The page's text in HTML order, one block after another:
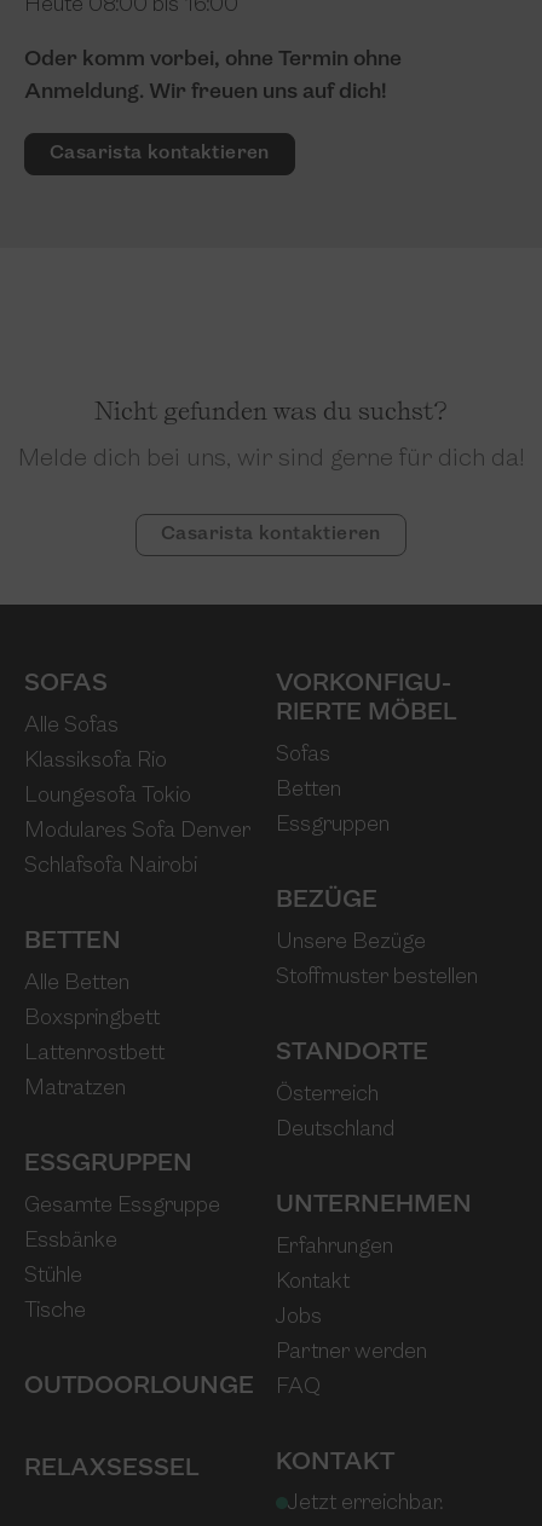
Heute 08:00 bis 16:00
Oder komm vorbei, ohne Termin ohne
Anmeldung. Wir freuen uns auf dich!
Casarista kontaktieren
Nicht gefunden was du suchst?
Melde dich bei uns, wir sind gerne für dich da!
Casarista kontaktieren
SOFAS
Alle Sofas
Klassiksofa Rio
Loungesofa Tokio
Modulares Sofa Denver
Schlafsofa Nairobi
BETTEN
Alle Betten
Boxspringbett
Lattenrostbett
Matratzen
ESSGRUPPEN
Gesamte Essgruppe
Essbänke
Stühle
Tische
OUTDOOR­LOUNGE
RELAXSESSEL
VORKONFIGU­
RIERTE MÖBEL
Sofas
Betten
Essgruppen
BEZÜGE
Unsere Bezüge
Stoffmuster bestellen
STANDORTE
Österreich
Deutschland
UNTERNEHMEN
Erfahrungen
Kontakt
Jobs
Partner werden
FAQ
KONTAKT
Jetzt erreichbar.